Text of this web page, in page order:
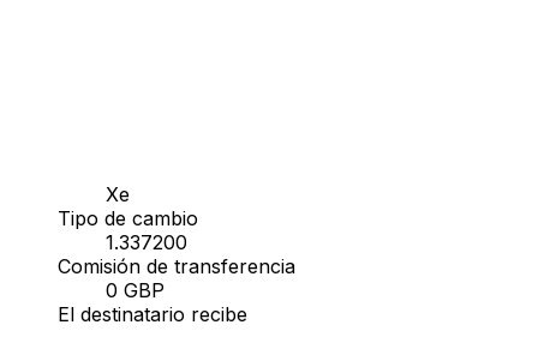
Xe
Tipo de cambio
1.337200
Comisión de transferencia
0 GBP
El destinatario recibe